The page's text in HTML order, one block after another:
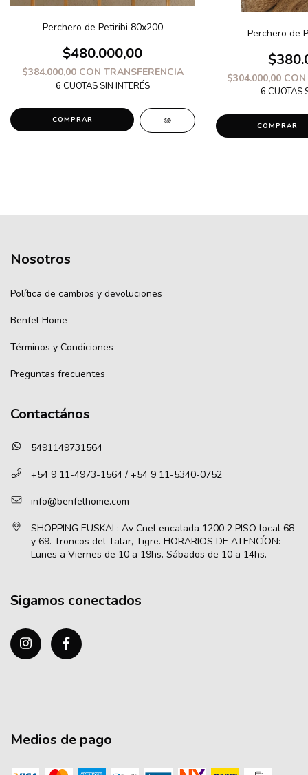
Perchero de Petiribi 80x200
$480.000,00
$384.000,00 CON TRANSFERENCIA
Perchero de
$304.000,00 CON
Nosotros
Política de cambios y devoluciones
Benfel Home
Términos y Condiciones
Preguntas frecuentes
Contactános
5491149731564
+54 9 11-4973-1564 / +54 9 11-5340-0752
info@benfelhome.com
Sigamos conectados
Medios de pago